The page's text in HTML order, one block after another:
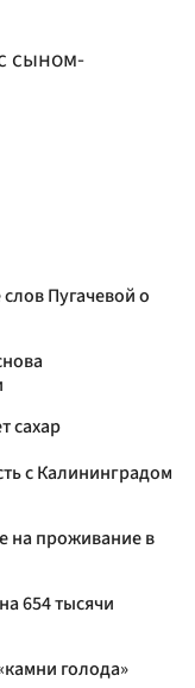
сыном-
Пугачевой о
сахар
с Калининградом
на проживание в
654 тысячи
голода»